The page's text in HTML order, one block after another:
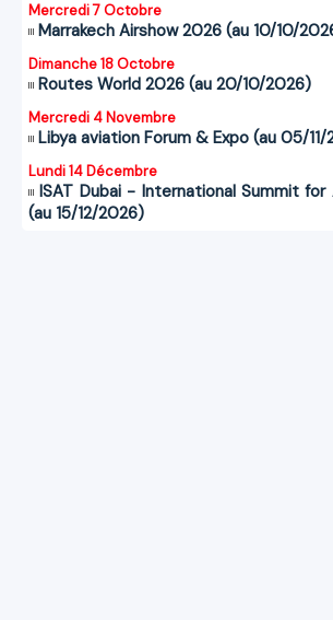
Mercredi 7 Octobre
Marrakech Airshow 2026 (au 10/10/
Dimanche 18 Octobre
Routes World 2026 (au 20/10/2026)
Mercredi 4 Novembre
Libya aviation Forum & Expo (au 05/
Lundi 14 Décembre
ISAT Dubai - International Summit for
(au 15/12/2026)